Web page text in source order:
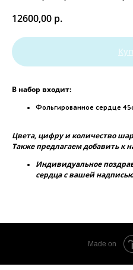
12600,00 р.
В набор входит:
Фольгированное сердце
Цвета, цифру и количество
Также предлагаем добавить к
Индивидуальное
сердца с вашей
Made on